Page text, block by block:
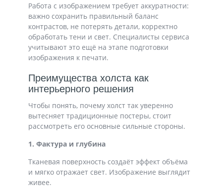
Работа с изображением требует аккуратности:
важно сохранить правильный баланс
контрастов, не потерять детали, корректно
обработать тени и свет. Специалисты сервиса
учитывают это ещё на этапе подготовки
изображения к печати.
Преимущества холста как
интерьерного решения
Чтобы понять, почему холст так уверенно
вытесняет традиционные постеры, стоит
рассмотреть его основные сильные стороны.
1. Фактура и глубина
Тканевая поверхность создаёт эффект объёма
и мягко отражает свет. Изображение выглядит
живее.